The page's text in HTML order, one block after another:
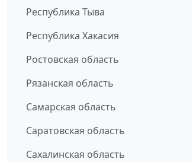
Республика Тыва
Республика Хакасия
Ростовская область
Рязанская область
Самарская область
Саратовская область
Сахалинская область